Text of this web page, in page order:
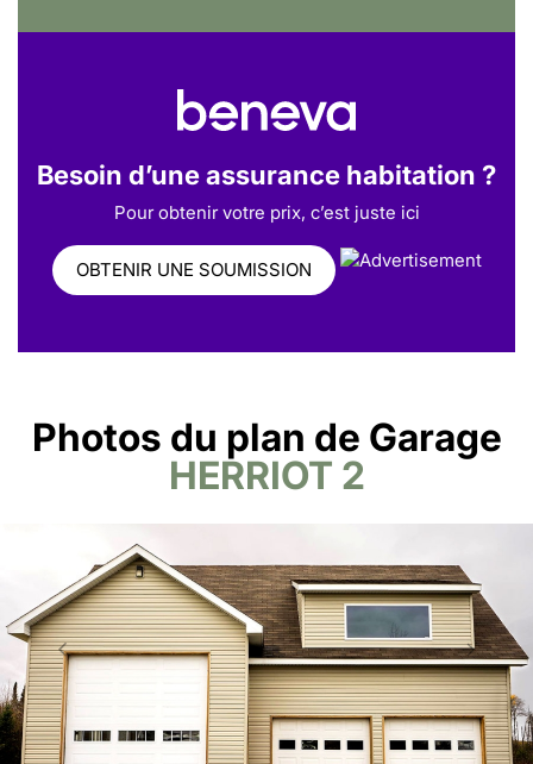
Besoin d’une assurance habitation ?
Pour obtenir votre prix, c’est juste ici
OBTENIR UNE SOUMISSION
Photos du plan de Garage
HERRIOT 2